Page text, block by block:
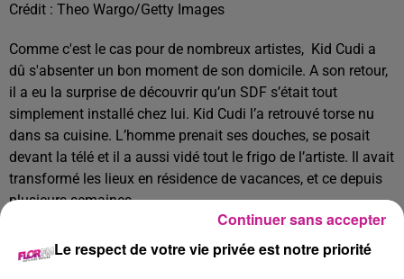
Crédit : Theo Wargo/Getty Images
Comme c'est le cas pour de nombreux artistes, Kid Cudi a
dû s'absenter un bon moment de son domicile. A son retour,
il a eu la surprise de découvrir qu’un SDF s’était tout
simplement installé chez lui. Kid Cudi l’a retrouvé torse nu
dans sa cuisine. L’homme prenait ses douches, se posait
devant la télé et il a aussi vidé tout le frigo de l’artiste. Il avait
transformé les lieux en résidence de vacances, et ce depuis
plusieurs semaines.
TITRES DIFFUSÉS
Le respect de votre vie privée est notre priorité
Continuer sans accepter